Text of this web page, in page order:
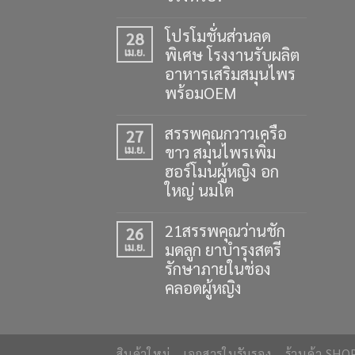
28
เม.ย.
โปรโมชั่นส่วนลด
พิเศษ โรงงานรับผลิต
อาหารเสริมสมุนไพร
พร้อมOEM
27
เม.ย.
สรรพคุณกวาวเครือ
ขาว สมุนไพรเพิ่ม
ฮอร์โมนผู้หญิง อก
ใหญ่ นมโต
26
เม.ย.
21สรรพคุณว่านชัก
มดลูก ยาบำรุงสตรี
รักษาภายในช่อง
คลอดผู้หญิง